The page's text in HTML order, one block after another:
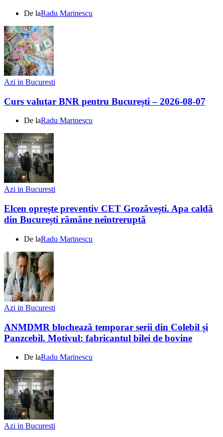
De laRadu Marinescu
Azi in Bucuresti
Curs valutar BNR pentru București – 2026-08-07
De laRadu Marinescu
Azi in Bucuresti
Elcen oprește preventiv CET Grozăvești. Apa caldă
din București rămâne neîntreruptă
De laRadu Marinescu
Azi in Bucuresti
ANMDMR blochează temporar serii din Colebil și
Panzcebil. Motivul: fabricantul bilei de bovine
De laRadu Marinescu
Azi in Bucuresti